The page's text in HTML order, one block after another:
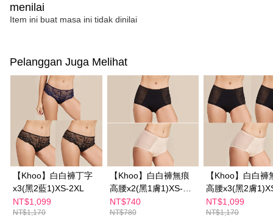
menilai
Item ini buat masa ini tidak dinilai
Pelanggan Juga Melihat
【Khoo】白白褲丁字
x3(黑2藍1)XS-2XL
NT$1,099
NT$1,170
【Khoo】白白褲無痕
高腰x2(黑1膚1)XS-
2XL
NT$740
NT$780
【Khoo】白白褲
高腰x3(黑2膚
2XL
NT$1,099
NT$1,170